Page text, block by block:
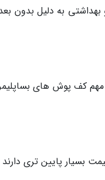
به دلیل بدون
مهم کف پوش های
پایین تری دارند